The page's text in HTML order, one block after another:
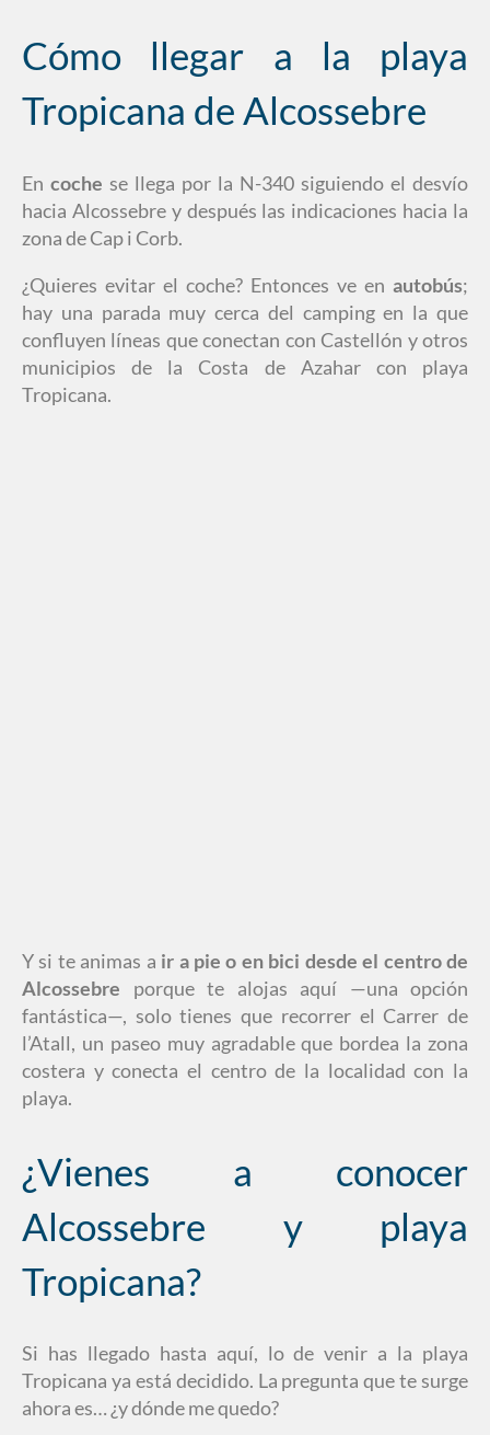
Cómo llegar a la playa
Tropicana de Alcossebre
En coche se llega por la N-340 siguiendo el desvío
hacia Alcossebre y después las indicaciones hacia la
zona de Cap i Corb.
¿Quieres evitar el coche? Entonces ve en autobús;
hay una parada muy cerca del camping en la que
confluyen líneas que conectan con Castellón y otros
municipios de la Costa de Azahar con playa
Tropicana.
Y si te animas a ir a pie o en bici desde el centro de
Alcossebre porque te alojas aquí —una opción
fantástica—, solo tienes que recorrer el Carrer de
l’Atall, un paseo muy agradable que bordea la zona
costera y conecta el centro de la localidad con la
playa.
¿Vienes a conocer
Alcossebre y playa
Tropicana?
Si has llegado hasta aquí, lo de venir a la playa
Tropicana ya está decidido. La pregunta que te surge
ahora es… ¿y dónde me quedo?